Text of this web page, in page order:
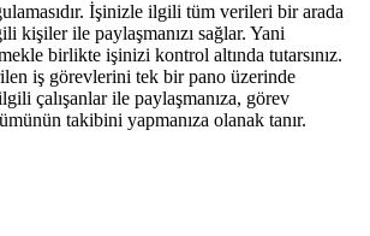
İşinizle ilgili tüm verileri bir arada
kişiler ile paylaşmanızı sağlar. Yani
birlikte işinizi kontrol altında tutarsınız.
iş görevlerini tek bir pano üzerinde
çalışanlar ile paylaşmanıza, görev
takibini yapmanıza olanak tanır.